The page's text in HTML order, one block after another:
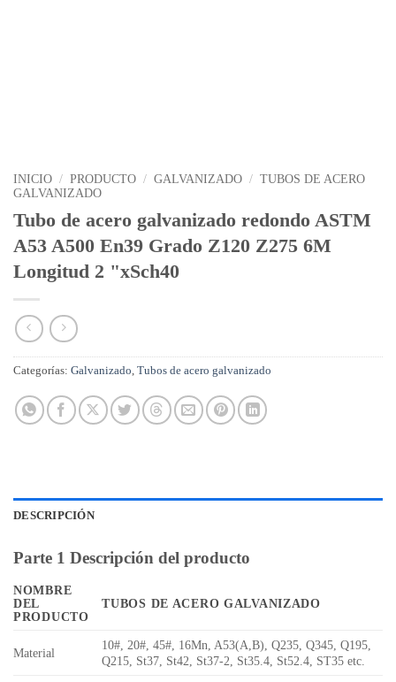
INICIO / PRODUCTO / GALVANIZADO / TUBOS DE ACERO
GALVANIZADO
Tubo de acero galvanizado redondo ASTM
A53 A500 En39 Grado Z120 Z275 6M
Longitud 2 "xSch40
Categorías: Galvanizado, Tubos de acero galvanizado
DESCRIPCIÓN
Parte 1 Descripción del producto
NOMBRE
DEL
PRODUCTO
TUBOS DE ACERO GALVANIZADO
Material
10#, 20#, 45#, 16Mn, A53(A,B), Q235, Q345, Q195,
Q215, St37, St42, St37-2, St35.4, St52.4, ST35 etc.